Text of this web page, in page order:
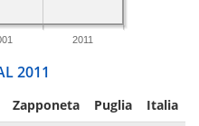
2011
2011
Zapponeta Puglia Italia